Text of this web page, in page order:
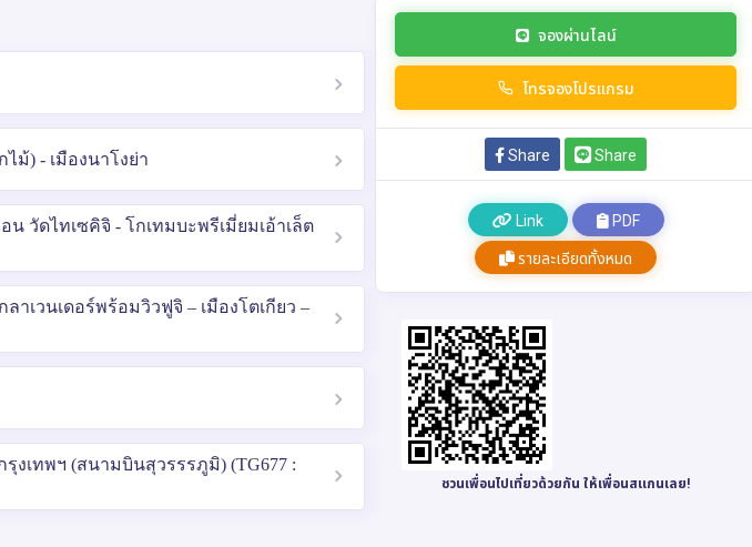
ม้) - เมืองนาโงย่า
วัดไทเซคิจิ - โกเทมบะพรีเมี่ยมเอ้าเล็ต
เวนเดอร์พร้อมวิวฟูจิ – เมืองโตเกียว –
งเทพฯ (สนามบินสุวรรรภูมิ) (TG677 :
จองผ่านไลน์
โทรจองโปรแกรม
Share Share
Link PDF
รายละเอียดทั้งหมด
ชวนเพื่อนไปเที่ยวด้วยกัน ให้เพื่อนสแกนเลย!